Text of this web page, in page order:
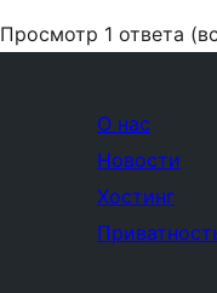
Просмотр 1 ответа
О нас
Новости
Хостинг